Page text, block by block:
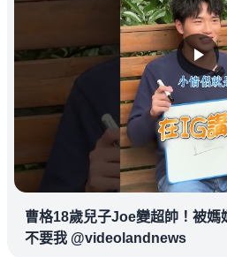
曹格18歲兒子Joe變超帥！被媽
不要我 @videolandnews